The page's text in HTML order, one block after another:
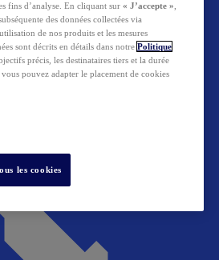
fins d’analyse. En cliquant sur « J’accepte »
des données collectées via
de nos produits et les mesures
sont décrits en détails dans notre Politique
précis, les destinataires tiers et la durée
pouvez adapter le placement de cookies
les cookies